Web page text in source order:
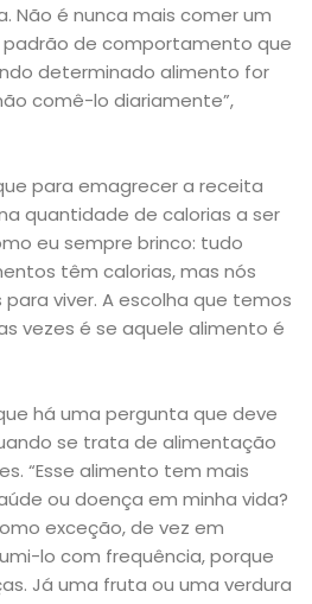
Não é nunca mais comer um
padrão de comportamento que
determinado alimento for
comê-lo diariamente”,
para emagrecer a receita
quantidade de calorias a ser
eu sempre brinco: tudo
têm calorias, mas nós
viver. A escolha que temos
vezes é se aquele alimento é
há uma pergunta que deve
se trata de alimentação
“Esse alimento tem mais
ou doença em minha vida?
exceção, de vez em
lo com frequência, porque
Já uma fruta ou uma verdura